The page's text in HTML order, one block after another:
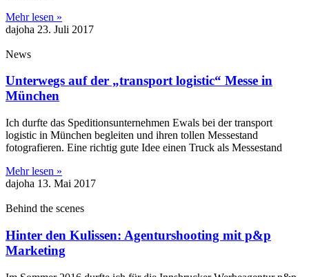
Mehr lesen »
dajoha 23. Juli 2017
News
Unterwegs auf der „transport logistic“ Messe in
München
Ich durfte das Speditionsunternehmen Ewals bei der transport
logistic in München begleiten und ihren tollen Messestand
fotografieren. Eine richtig gute Idee einen Truck als Messestand
Mehr lesen »
dajoha 13. Mai 2017
Behind the scenes
Hinter den Kulissen: Agenturshooting mit p&p
Marketing